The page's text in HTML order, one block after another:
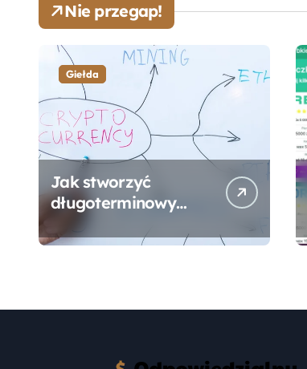
Nie przegap!
Giełda
Jak stworzyć
długoterminowy
10-20 lat?